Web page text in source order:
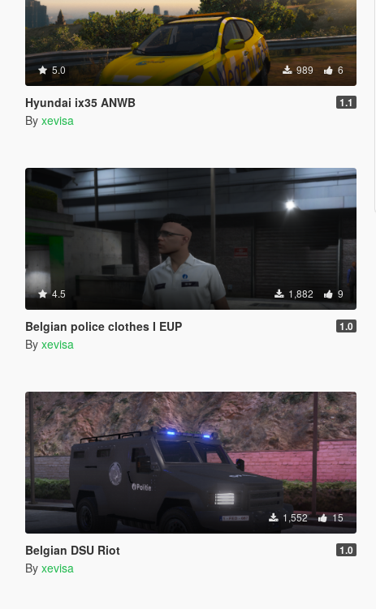
5.0 989 6
Hyundai ix35 ANWB 1.1
By xevisa
4.5 1,882 9
Belgian police clothes I EUP 1.0
By xevisa
1,552 15
Belgian DSU Riot 1.0
By xevisa